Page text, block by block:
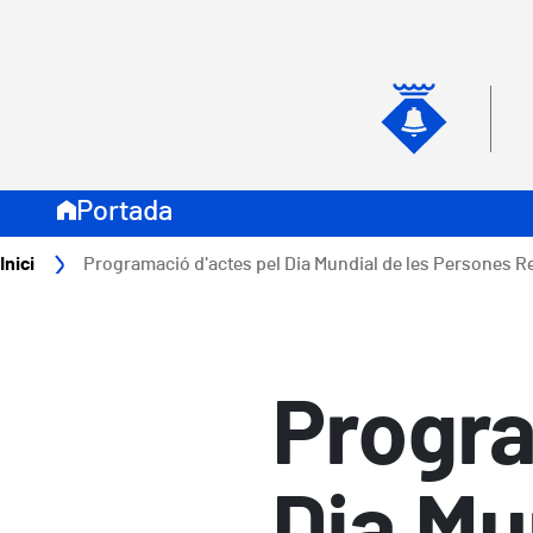
Navegació secundari
Portada
Fil d'ariadna
Inici Programació d'actes pel Dia Mundial de les Persones